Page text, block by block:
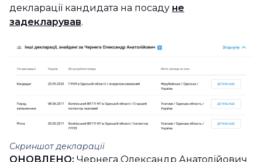
декларації кандидата на посаду не
задекларував.
Скриншот декларації
ОНОВЛЕНО: Чернега Олександр Анатолійович